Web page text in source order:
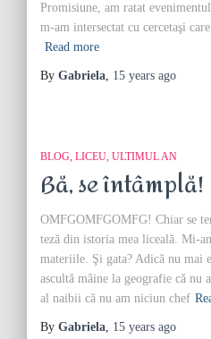
Promisiune, am ratat
m-am intersectat cu cercetaşi
Read more
By Gabriela, 15 years ago
BLOG LICEU ULTIMUL AN
Bă, se întâmplă!
OMFGOMFGOMFG! Chiar se
teză din istoria mea liceală. Mi-
materiile. Şi gata? Adică nu mai
ascultă mâine la geografie că nu
al naibii că nu am niciun chef
By Gabriela, 15 years ago